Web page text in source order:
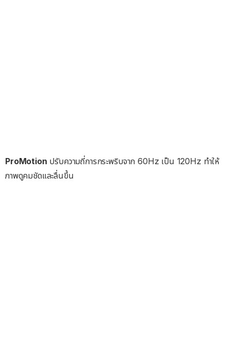
ProMotion ปรับความถี่การกระพริบจาก 60Hz เป็น 120Hz ทำให้
ภาพดูคมชัดและลื่นขึ้น